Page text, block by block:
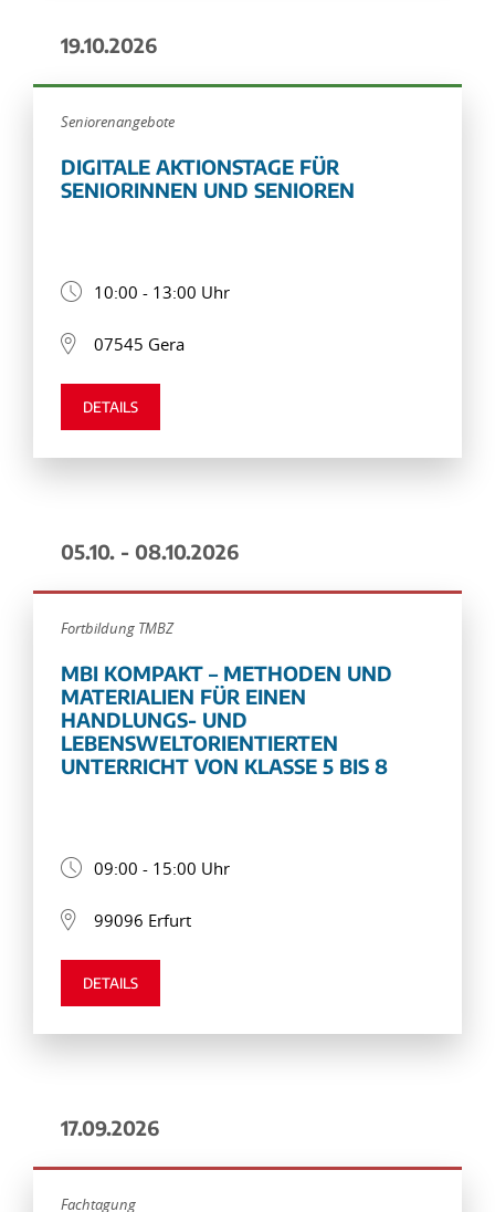
19.10.2026
Seniorenangebote
DIGITALE AKTIONSTAGE FÜR
SENIORINNEN UND SENIOREN
10:00 - 13:00 Uhr
07545 Gera
DETAILS
05.10. - 08.10.2026
Fortbildung TMBZ
MBI KOMPAKT – METHODEN UND
MATERIALIEN FÜR EINEN
HANDLUNGS- UND
LEBENSWELTORIENTIERTEN
UNTERRICHT VON KLASSE 5 BIS 8
09:00 - 15:00 Uhr
99096 Erfurt
DETAILS
17.09.2026
Fachtagung